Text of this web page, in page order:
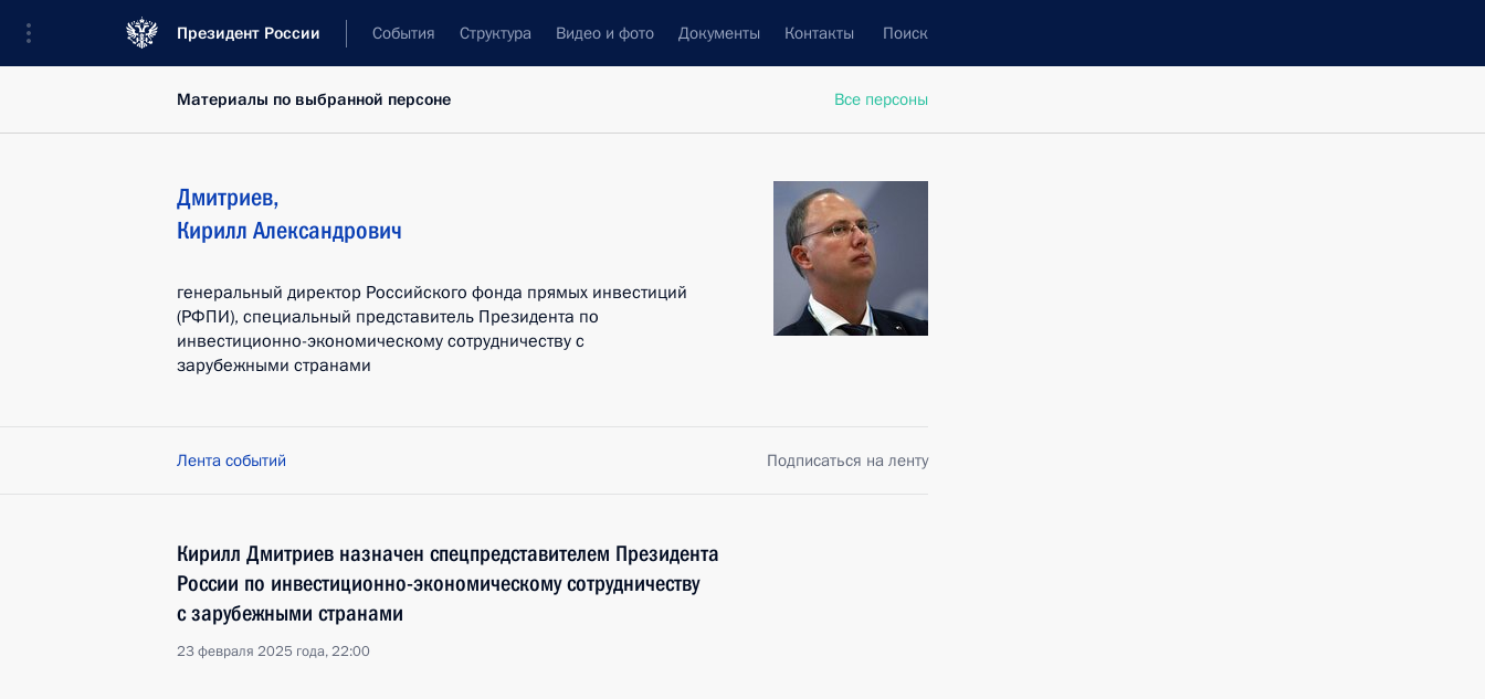
Президент России События Структура Видео и фото Документы Контакты Поиск
Все персоны
Материалы по выбранной персоне
Дмитриев,
Кирилл Александрович
генеральный директор Российского фонда прямых инвестиций
(РФПИ), специальный представитель Президента по
инвестиционно-экономическому сотрудничеству с
зарубежными странами
Лента событий Подписаться на ленту
Кирилл Дмитриев назначен спецпредставителем Президента
России по инвестиционно-экономическому сотрудничеству
с зарубежными странами
23 февраля 2025 года, 22:00